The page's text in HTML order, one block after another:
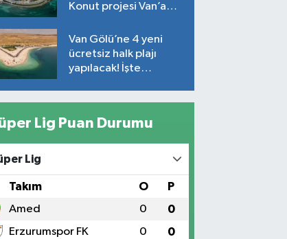
Konut projesi Van’a
Van Gölü’ne 4 yeni
ücretsiz halk plajı
yapılacak! İşte
Lig Puan Durumu
Lig
Takım O P
Amed 0 0
Erzurumspor FK 0 0